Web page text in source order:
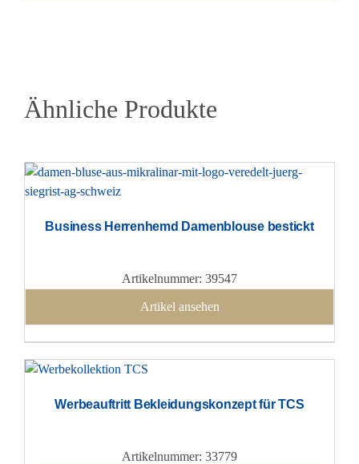
Ähnliche Produkte
Business Herrenhemd Damenblouse bestickt
Artikelnummer: 39547
Artikel ansehen
Werbeauftritt Bekleidungskonzept für TCS
Artikelnummer: 33779